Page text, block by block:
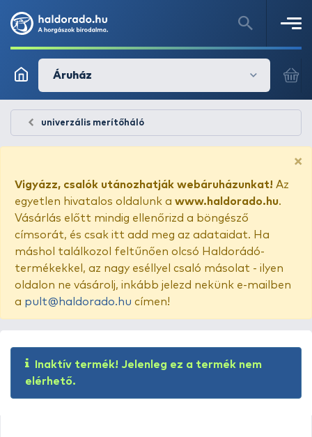
Áruház
univerzális merítőháló
×
Vigyázz, csalók utánozhatják webáruházunkat! Az
egyetlen hivatalos oldalunk a www.haldorado.hu.
Vásárlás előtt mindig ellenőrizd a böngésző
címsorát, és csak itt add meg az adataidat. Ha
máshol találkozol feltűnően olcsó Haldorádó-
termékekkel, az nagy eséllyel csaló másolat - ilyen
oldalon ne vásárolj, inkább jelezd nekünk e-mailben
a pult@haldorado.hu címen!
Inaktív termék! Jelenleg ez a termék nem
elérhető.